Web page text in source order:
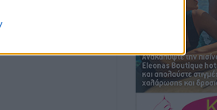
Τοπικές Ειδήσεις
Αρνείται τα
φερόμενος
σκευωρία